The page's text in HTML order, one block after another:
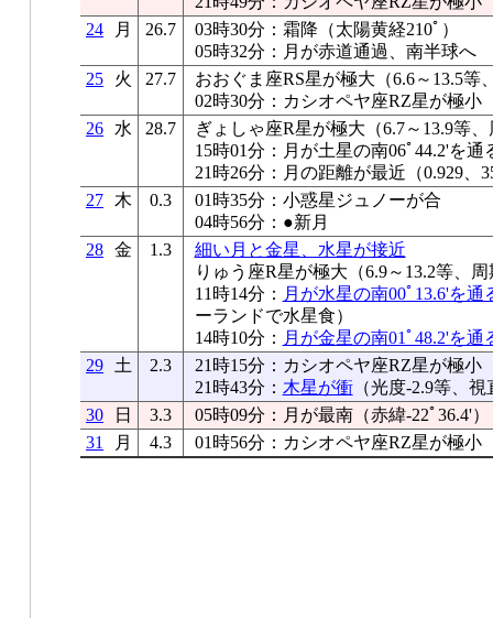
24
月 26.7
03時30分：霜降（太陽黄経210ﾟ）
05時32分：月が赤道通過、南半球へ
25
火 27.7
おおぐま座RS星が極大（6.6～13.5等
02時30分：カシオペヤ座RZ星が極小
26
水 28.7
ぎょしゃ座R星が極大（6.7～13.9等
15時01分：月が土星の南06ﾟ44.2'を通
21時26分：月の距離が最近（0.929、
27
木 0.3
01時35分：小惑星ジュノーが合
04時56分：●新月
28 金 1.3
細い月と金星、水星が接近
りゅう座R星が極大（6.9～13.2等、周
11時14分： 月が水星の南00ﾟ13.6'を通
ーランドで水星食）
14時10分： 月が金星の南01ﾟ48.2'を通
29
土 2.3
21時15分：カシオペヤ座RZ星が極小
21時43分： 木星が衝（光度-2.9等、視
30
日 3.3
05時09分：月が最南（赤緯-22ﾟ36.4'）
31
月 4.3 01時56分：カシオペヤ座RZ星が極小